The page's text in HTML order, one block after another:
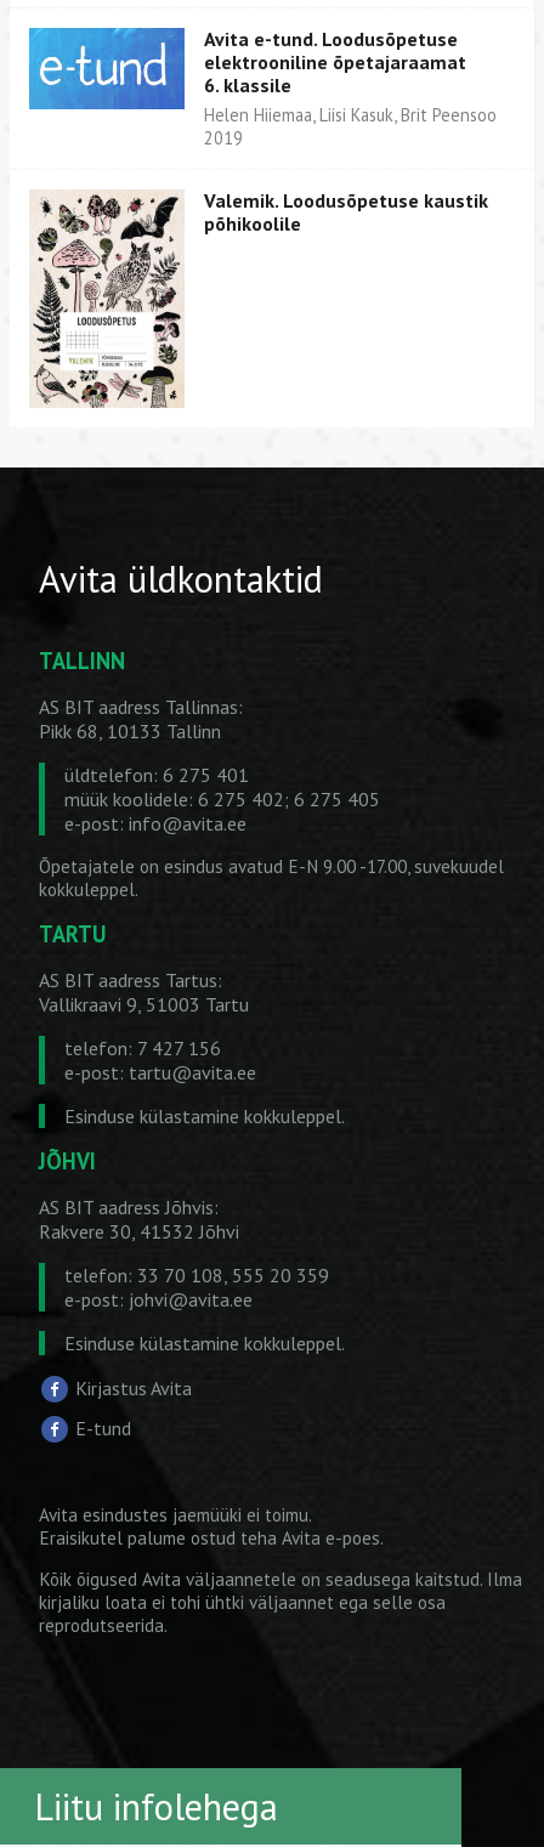
Avita e-tund. Loodusõpetuse
elektrooniline õpetajaraamat
6. klassile
Helen Hiiemaa, Liisi Kasuk, Brit Peensoo
2019
Valemik. Loodusõpetuse kaustik
põhikoolile
Avita üldkontaktid
TALLINN
AS BIT aadress Tallinnas:
Pikk 68, 10133 Tallinn
üldtelefon: 6 275 401
müük koolidele: 6 275 402; 6 275 405
e-post: info@avita.ee
Õpetajatele on esindus avatud E-N 9.00 -17.00, suvekuudel
kokkuleppel.
TARTU
AS BIT aadress Tartus:
Vallikraavi 9, 51003 Tartu
telefon: 7 427 156
e-post: tartu@avita.ee
Esinduse külastamine kokkuleppel.
JÕHVI
AS BIT aadress Jõhvis:
Rakvere 30, 41532 Jõhvi
telefon: 33 70 108, 555 20 359
e-post: johvi@avita.ee
Esinduse külastamine kokkuleppel.
Kirjastus Avita
E-tund
Avita esindustes jaemüüki ei toimu.
Eraisikutel palume ostud teha Avita e-poes.
Kõik õigused Avita väljaannetele on seadusega kaitstud. Ilma
kirjaliku loata ei tohi ühtki väljaannet ega selle osa
reprodutseerida.
Liitu infolehega